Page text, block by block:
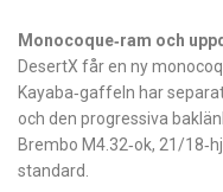
Monocoque‑ram och
DesertX får en ny
Kayaba‑gaffeln har
och den progressiva
Brembo M4.32‑ok, 21/
standard.